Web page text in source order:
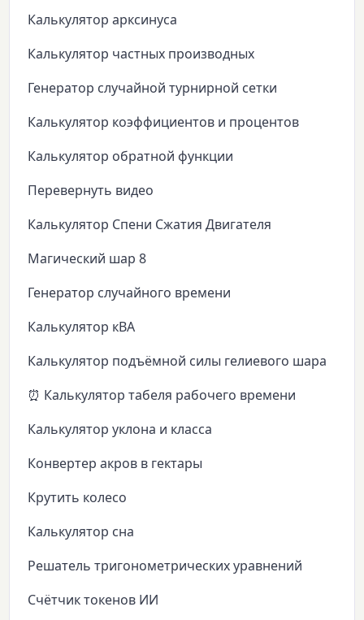
Калькулятор арксинуса
Калькулятор частных производных
Генератор случайной турнирной сетки
Калькулятор коэффициентов и процентов
Калькулятор обратной функции
Перевернуть видео
Калькулятор Спени Сжатия Двигателя
Магический шар 8
Генератор случайного времени
Калькулятор кВА
Калькулятор подъёмной силы гелиевого шара
⏰ Калькулятор табеля рабочего времени
Калькулятор уклона и класса
Конвертер акров в гектары
Крутить колесо
Калькулятор сна
Решатель тригонометрических уравнений
Счётчик токенов ИИ